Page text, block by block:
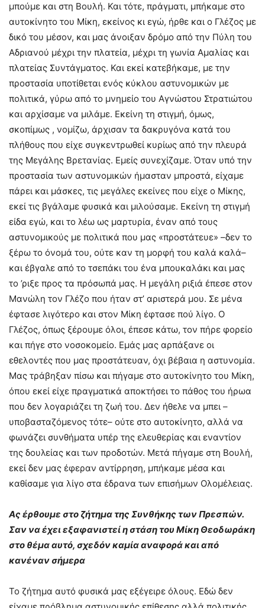
μπούμε και στη Βουλή. Και τότε, πράγματι, μπήκαμε στο
αυτοκίνητο του Μίκη, εκείνος κι εγώ, ήρθε και ο Γλέζος με
δικό του μέσον, και μας άνοιξαν δρόμο από την Πύλη του
Αδριανού μέχρι την πλατεία, μέχρι τη γωνία Αμαλίας και
πλατείας Συντάγματος. Και εκεί κατεβήκαμε, με την
προστασία υποτίθεται ενός κύκλου αστυνομικών με
πολιτικά, γύρω από το μνημείο του Αγνώστου Στρατιώτου
και αρχίσαμε να μιλάμε. Εκείνη τη στιγμή, όμως,
σκοπίμως , νομίζω, άρχισαν τα δακρυγόνα κατά του
πλήθους που είχε συγκεντρωθεί κυρίως από την πλευρά
της Μεγάλης Βρετανίας. Εμείς συνεχίζαμε. Όταν υπό την
προστασία των αστυνομικών ήμασταν μπροστά, είχαμε
πάρει και μάσκες, τις μεγάλες εκείνες που είχε ο Μίκης,
εκεί τις βγάλαμε φυσικά και μιλούσαμε. Εκείνη τη στιγμή
είδα εγώ, και το λέω ως μαρτυρία, έναν από τους
αστυνομικούς με πολιτικά που μας «προστάτευε» –δεν το
ξέρω το όνομά του, ούτε καν τη μορφή του καλά καλά–
και έβγαλε από το τσεπάκι του ένα μπουκαλάκι και μας
το ’ριξε προς τα πρόσωπά μας. Η μεγάλη ριξιά έπεσε στον
Μανώλη τον Γλέζο που ήταν στ’ αριστερά μου. Σε μένα
έφτασε λιγότερο και στον Μίκη έφτασε πού λίγο. Ο
Γλέζος, όπως ξέρουμε όλοι, έπεσε κάτω, τον πήρε φορείο
και πήγε στο νοσοκομείο. Εμάς μας αρπάξανε οι
εθελοντές που μας προστάτευαν, όχι βέβαια η αστυνομία.
Μας τράβηξαν πίσω και πήγαμε στο αυτοκίνητο του Μίκη,
όπου εκεί είχε πραγματικά αποκτήσει το πάθος του ήρωα
που δεν λογαριάζει τη ζωή του. Δεν ήθελε να μπει –
υποβασταζόμενος τότε– ούτε στο αυτοκίνητο, αλλά να
φωνάζει συνθήματα υπέρ της ελευθερίας και εναντίον
της δουλείας και των προδοτών. Μετά πήγαμε στη Βουλή,
εκεί δεν μας έφεραν αντίρρηση, μπήκαμε μέσα και
καθίσαμε για λίγο στα έδρανα των επισήμων Ολομέλειας.
Ας έρθουμε στο ζήτημα της Συνθήκης των Πρεσπών.
Σαν να έχει εξαφανιστεί η στάση του Μίκη Θεοδωράκη
στο θέμα αυτό, σχεδόν καμία αναφορά και από
κανέναν σήμερα
Το ζήτημα αυτό φυσικά μας εξέγειρε όλους. Εδώ δεν